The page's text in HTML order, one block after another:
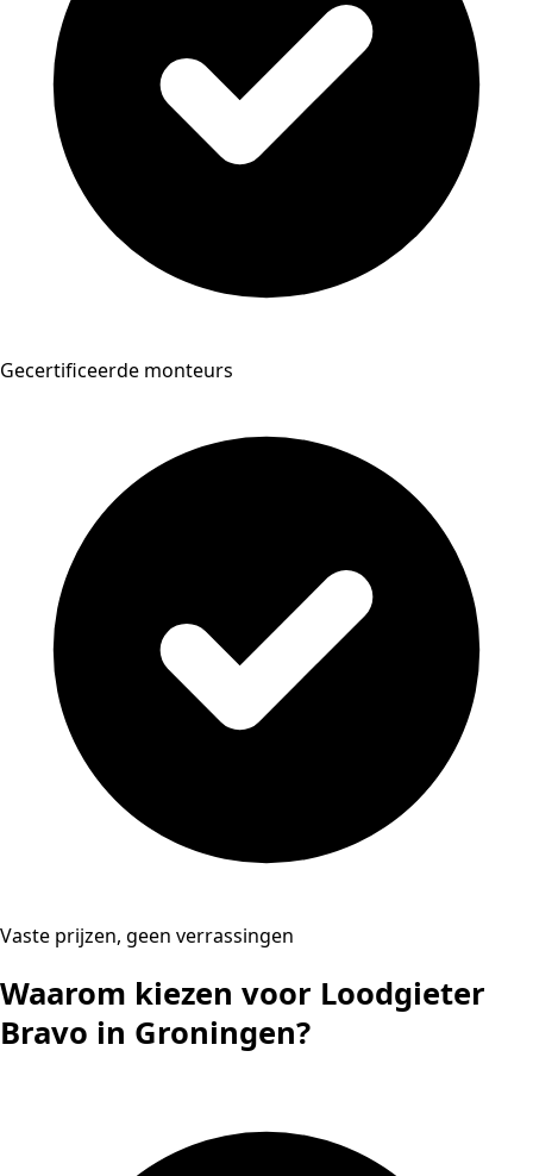
Gecertificeerde monteurs
Vaste prijzen, geen verrassingen
Waarom kiezen voor Loodgieter
Bravo in Groningen?